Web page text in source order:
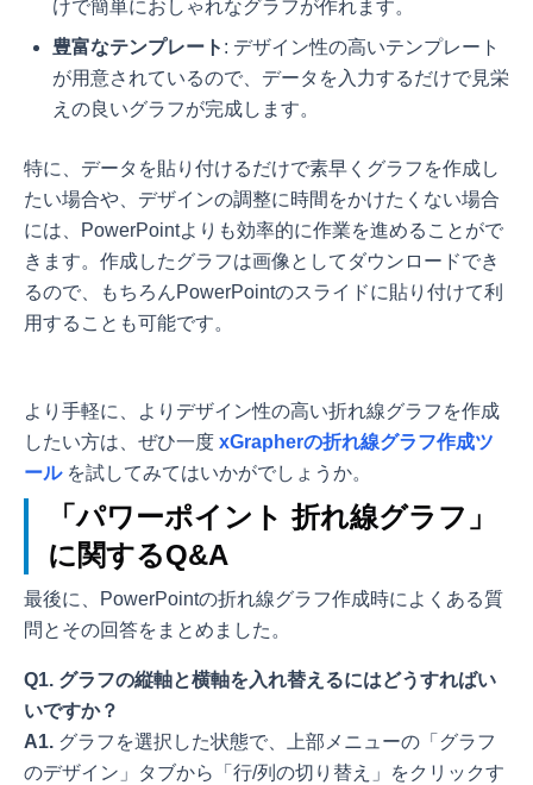
けで簡単におしゃれなグラフが作れます。
豊富なテンプレート : デザイン性の高いテンプレート
が用意されているので、データを入力するだけで見栄
えの良いグラフが完成します。
特に、データを貼り付けるだけで素早くグラフを作成し
たい場合や、デザインの調整に時間をかけたくない場合
には、PowerPointよりも効率的に作業を進めることがで
きます。作成したグラフは画像としてダウンロードでき
るので、もちろんPowerPointのスライドに貼り付けて利
用することも可能です。
より手軽に、よりデザイン性の高い折れ線グラフを作成
したい方は、ぜひ一度 xGrapherの折れ線グラフ作成ツ
ールを試してみてはいかがでしょうか。
「パワーポイント 折れ線グラフ」
に関するQ&A
最後に、PowerPointの折れ線グラフ作成時によくある質
問とその回答をまとめました。
Q1. グラフの縦軸と横軸を入れ替えるにはどうすればい
いですか？
A1. グラフを選択した状態で、上部メニューの「グラフ
のデザイン」タブから「行/列の切り替え」をクリックす